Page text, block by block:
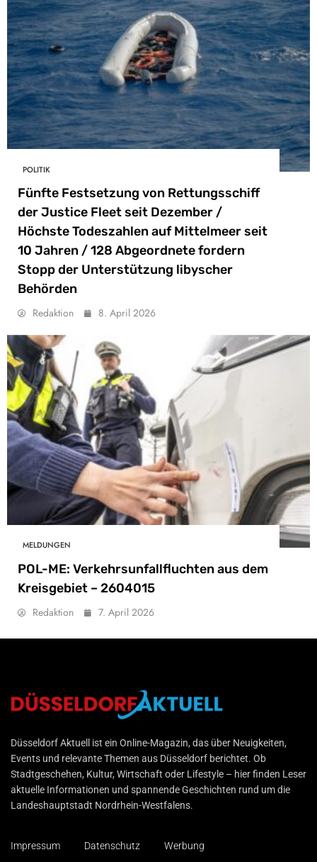
POLITIK
Fünfte Festsetzung von Rettungsschiff
der Justice Fleet seit Dezember /
Höchste Todeszahlen auf Mittelmeer seit
10 Jahren / 128 Abgeordnete fordern
Stopp der Unterstützung libyscher
Behörden
Redaktion 8. April 2026
MELDUNGEN
POL-ME: Verkehrsunfallfluchten aus dem
Kreisgebiet – 2604015
Redaktion 7. April 2026
Düsseldorf Aktuell
Düsseldorf Aktuell ist ein Online-Magazin, das über Neuigkeiten,
Events und relevante Themen aus Düsseldorf berichtet. Ob
Stadtgeschehen, Kultur, Wirtschaft oder Lifestyle – hier finden Leser
aktuelle Informationen und spannende Geschichten rund um die
Landeshauptstadt Nordrhein-Westfalens.
Impressum Datenschutz Werbung